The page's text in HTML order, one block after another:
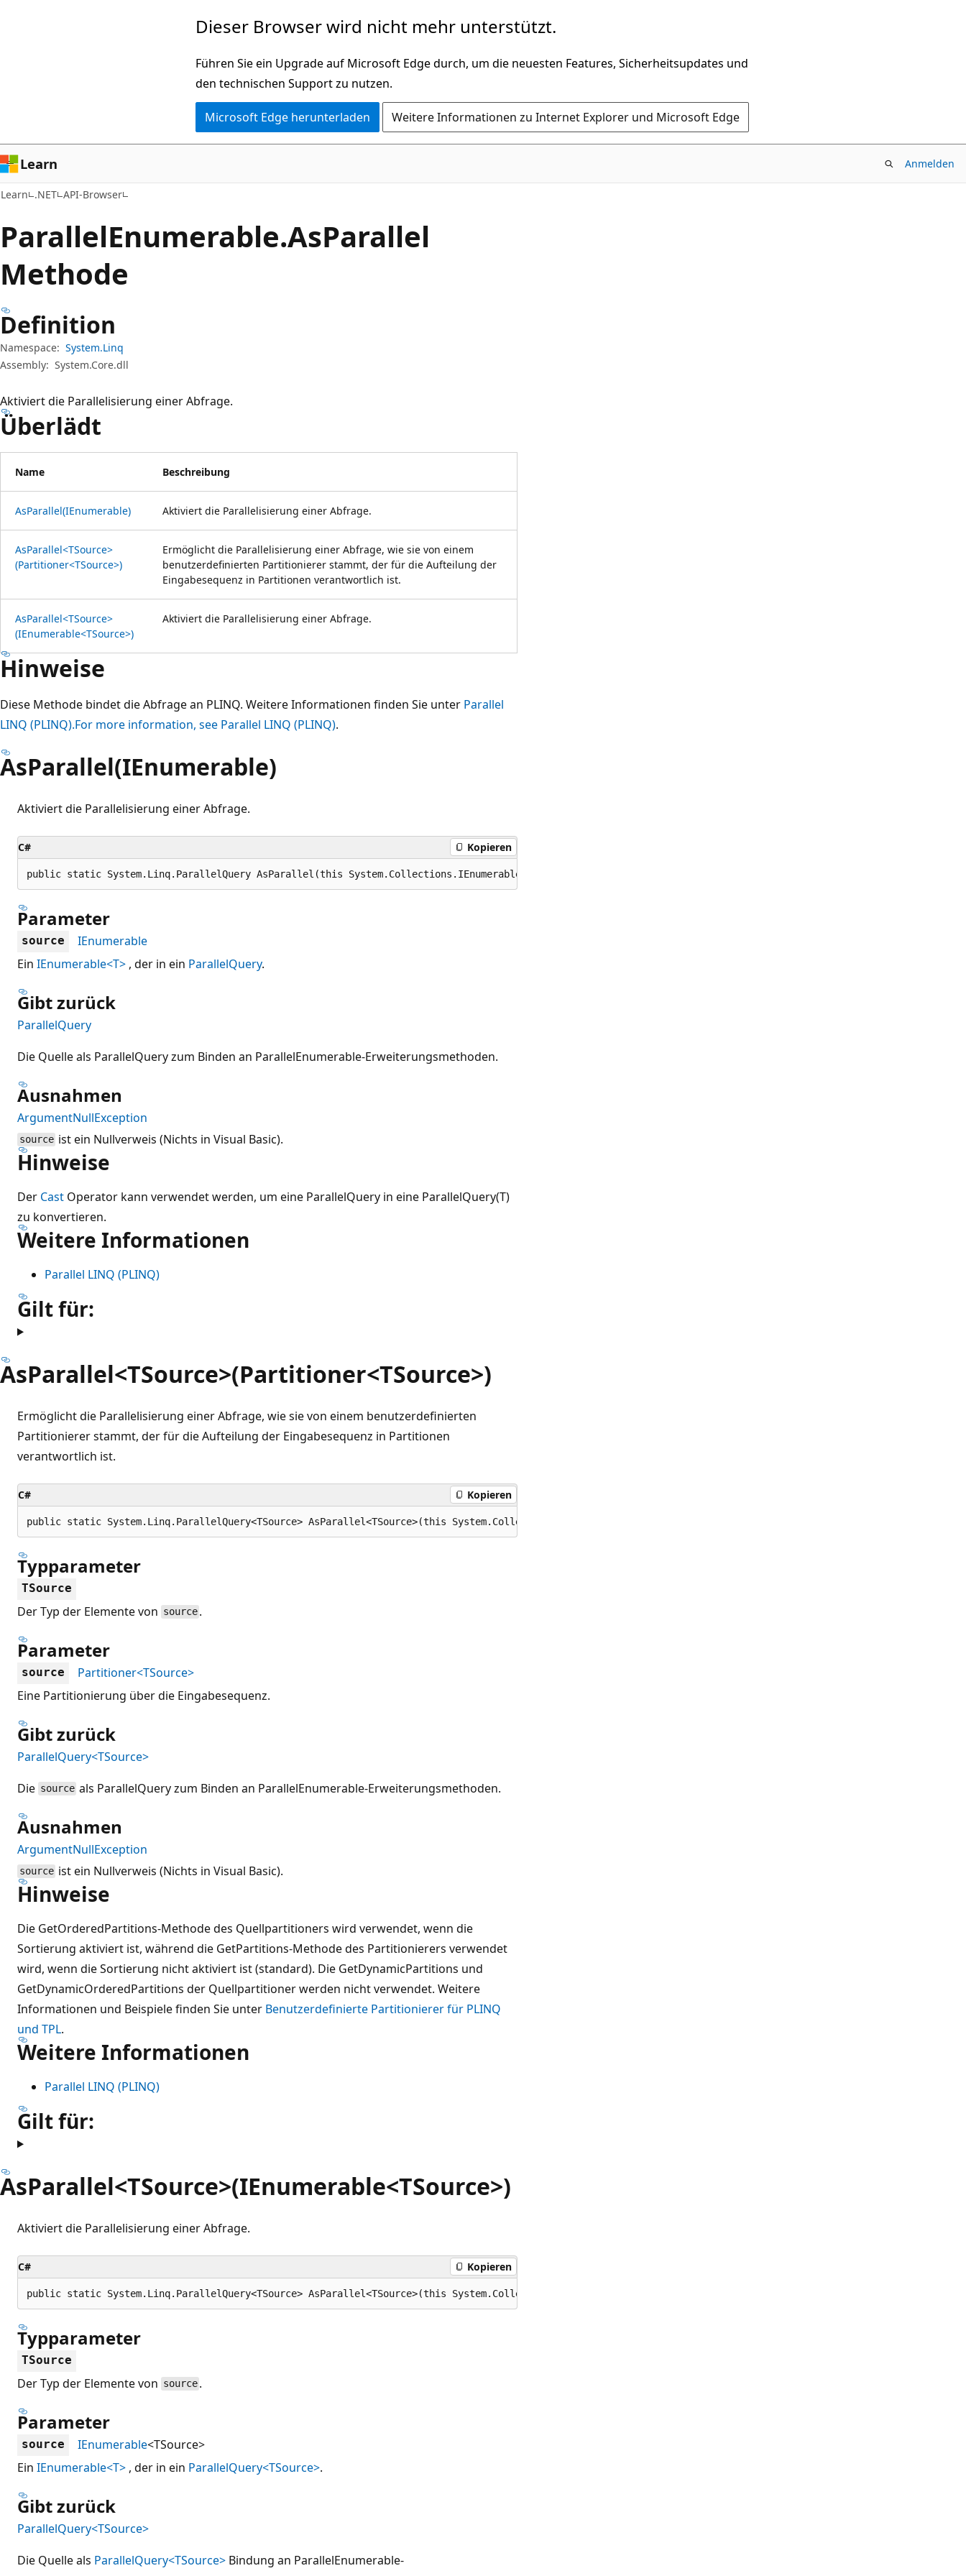
Dieser Browser wird nicht mehr unterstützt.
Führen Sie ein Upgrade auf Microsoft Edge durch, um die neuesten Features, Sicherheitsupdates und
den technischen Support zu nutzen.
Microsoft Edge herunterladen Weitere Informationen zu Internet Explorer und Microsoft Edge
Learn Anmelden
Learn .NET API-Browser
ParallelEnumerable.AsParallel
Methode
Definition
Namespace: System.Linq
Assembly: System.Core.dll
Aktiviert die Parallelisierung einer Abfrage.
Überlädt
Name Beschreibung
AsParallel(IEnumerable) Aktiviert die Parallelisierung einer Abfrage.
AsParallel<TSource>
(Partitioner<TSource>)
Ermöglicht die Parallelisierung einer Abfrage, wie sie von einem
benutzerdefinierten Partitionierer stammt, der für die Aufteilung der
Eingabesequenz in Partitionen verantwortlich ist.
AsParallel<TSource>
(IEnumerable<TSource>)
Aktiviert die Parallelisierung einer Abfrage.
Hinweise
Diese Methode bindet die Abfrage an PLINQ. Weitere Informationen finden Sie unter Parallel
LINQ (PLINQ).For more information, see Parallel LINQ (PLINQ).
AsParallel(IEnumerable)
Aktiviert die Parallelisierung einer Abfrage.
C# Kopieren
public static System.Linq.ParallelQuery AsParallel(this System.Collections.IEnumerable source);
Parameter
source
IEnumerable
Ein IEnumerable<T> , der in ein ParallelQuery.
Gibt zurück
ParallelQuery
Die Quelle als ParallelQuery zum Binden an ParallelEnumerable-Erweiterungsmethoden.
Ausnahmen
ArgumentNullException
source ist ein Nullverweis (Nichts in Visual Basic).
Hinweise
Der Cast Operator kann verwendet werden, um eine ParallelQuery in eine ParallelQuery(T)
zu konvertieren.
Weitere Informationen
Parallel LINQ (PLINQ)
Gilt für:
AsParallel<TSource>(Partitioner<TSource>)
Ermöglicht die Parallelisierung einer Abfrage, wie sie von einem benutzerdefinierten
Partitionierer stammt, der für die Aufteilung der Eingabesequenz in Partitionen
verantwortlich ist.
C# Kopieren
public static System.Linq.ParallelQuery<TSource> AsParallel<TSource>(this System.Collections.Concurrent.Partitioner<TSource> source);
Typparameter
TSource
Der Typ der Elemente von source .
Parameter
source
Partitioner<TSource>
Eine Partitionierung über die Eingabesequenz.
Gibt zurück
ParallelQuery<TSource>
Die source als ParallelQuery zum Binden an ParallelEnumerable-Erweiterungsmethoden.
Ausnahmen
ArgumentNullException
source ist ein Nullverweis (Nichts in Visual Basic).
Hinweise
Die GetOrderedPartitions-Methode des Quellpartitioners wird verwendet, wenn die
Sortierung aktiviert ist, während die GetPartitions-Methode des Partitionierers verwendet
wird, wenn die Sortierung nicht aktiviert ist (standard). Die GetDynamicPartitions und
GetDynamicOrderedPartitions der Quellpartitioner werden nicht verwendet. Weitere
Informationen und Beispiele finden Sie unter Benutzerdefinierte Partitionierer für PLINQ
und TPL.
Weitere Informationen
Parallel LINQ (PLINQ)
Gilt für:
AsParallel<TSource>(IEnumerable<TSource>)
Aktiviert die Parallelisierung einer Abfrage.
C# Kopieren
public static System.Linq.ParallelQuery<TSource> AsParallel<TSource>(this System.Collections.Generic.IEnumerable<TSource> source);
Typparameter
TSource
Der Typ der Elemente von source .
Parameter
source IEnumerable<TSource>
Ein IEnumerable<T> , der in ein ParallelQuery<TSource>.
Gibt zurück
ParallelQuery<TSource>
Die Quelle als ParallelQuery<TSource> Bindung an ParallelEnumerable-